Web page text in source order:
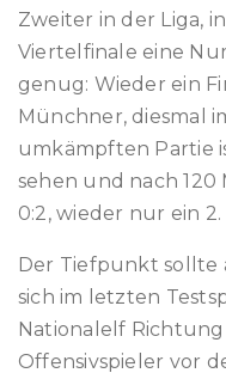
Zweiter in der Liga,
Viertelfinale eine
genug: Wieder ein
Münchner, diesmal
umkämpften Partie
sehen und nach
0:2, wieder nur ein 2.
Der Tiefpunkt sollte
sich im letzten
Nationalelf
Offensivspieler vor